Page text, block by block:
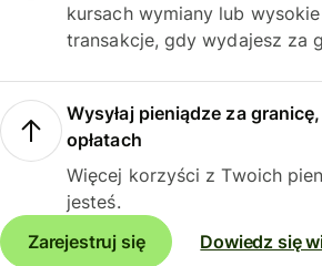
kursach wymiany lub
transakcje, gdy wydajesz za
Wysyłaj pieniądze za
opłatach
Więcej korzyści z Twoich
jesteś.
Zarejestruj się
Dowiedz się